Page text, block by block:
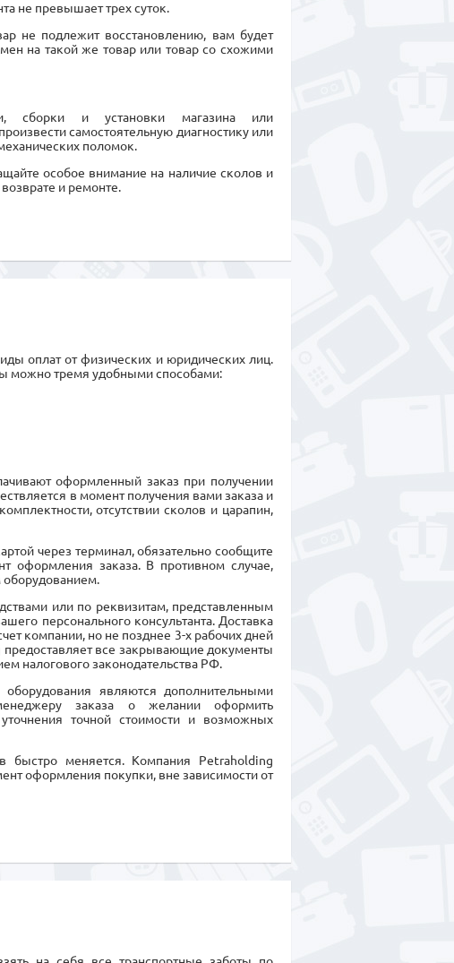
не превышает трех суток.
не подлежит восстановлению, вам будет
на такой же товар или товар со схожими
сборки и установки магазина или
самостоятельную диагностику или
поломок.
особое внимание на наличие сколов и
и ремонте.
оплат от физических и юридических лиц.
можно тремя удобными способами:
оформленный заказ при получении
в момент получения вами заказа и
отсутствии сколов и царапин,
через терминал, обязательно сообщите
оформления заказа. В противном случае,
или по реквизитам, представленным
персонального консультанта. Доставка
компании, но не позднее 3-х рабочих дней
все закрывающие документы
налогового законодательства РФ.
являются дополнительными
заказа о желании оформить
точной стоимости и возможных
быстро меняется. Компания Petraholding
оформления покупки, вне зависимости от